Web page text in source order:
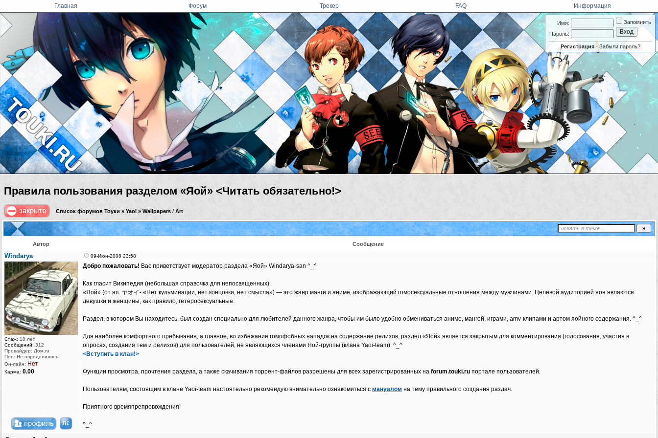
Имя:
Пароль:
Запомнить
Регистрация·Забыли пароль?
Главная Форум Трекер FAQ Информация
Правила пользования разделом «Яой» <Читать обязательно!>
Список форумов Тоуки » Yaoi » Wallpapers / Art
Автор Сообщение
Windarya
Стаж: 18 лет
Сообщений: 312
Провайдер: Дом.ru
Пол: Не определилось
Он-лайн: Нет
Карма: 0.00
09-Июн-2008 23:58
Добро пожаловать! Вас приветствует модератор раздела «Яой» Windarya-san ^_^
Как гласит Википедия (небольшая справочка для непосвященных):
«Яой» (от яп. ヤオイ- «Нет кульминации, нет концовки, нет смысла») — это жанр манги и аниме, изображающий гомосексуальные отношения между мужчинами. Целевой аудиторией яоя являются
девушки и женщины, как правило, гетеросексуальные.
Раздел, в котором Вы находитесь, был создан специально для любителей данного жанра, чтобы им было удобно обмениваться аниме, мангой, играми, amv-клипами и артом яойного содержания. ^_^
Для наиболее комфортного пребывания, а главное, во избежание гомофобных нападок на содержание релизов, раздел «Яой» является закрытым для комментирования (голосования, участия в
опросах, создания тем и релизов) для пользователей, не являющихся членами Яой-группы (клана Yaoi-team). ^_^
<Вступить в клан!>
Функции просмотра, прочтения раздела, а также скачивания торрент-файлов разрешены для всех зарегистрированных на forum.touki.ru портале пользователей.
Пользователям, состоящим в клане Yaoi-team настоятельно рекомендую внимательно ознакомиться с мануалом на тему правильного создания раздач.
Приятного времяпрепровождения!
^_^